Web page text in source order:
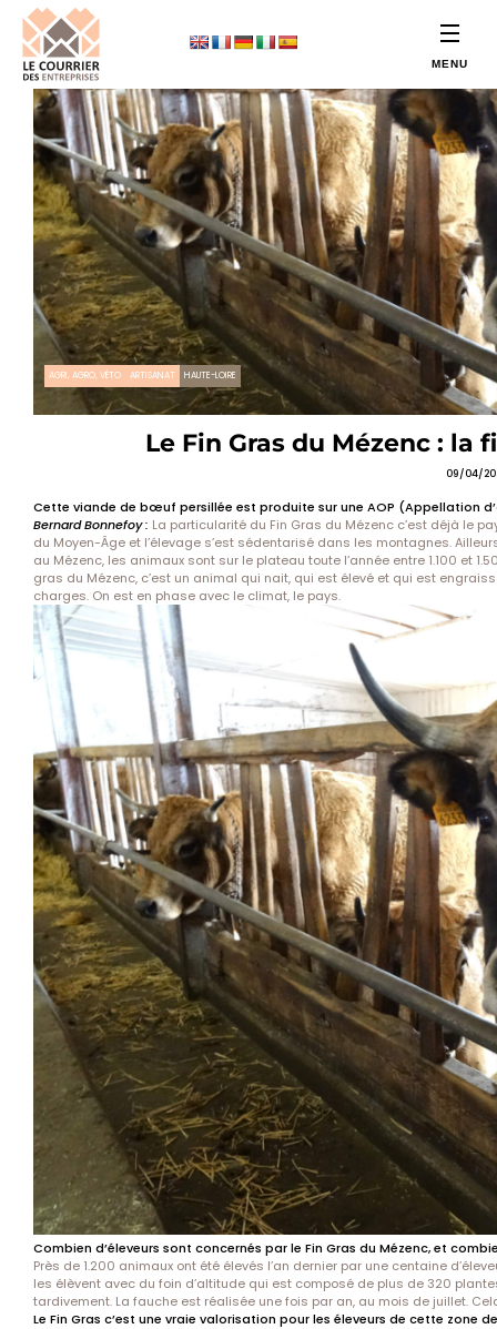
AGRI, AGRO, VÉTO ARTISANAT HAUTE-LOIRE
Le Fin Gras du Mézenc :
09/04/
Cette viande de bœuf persillée est produite sur une AOP (Appellation
Bernard Bonnefoy : La particularité du Fin Gras du Mézenc c’est déjà le
du Moyen-Âge et l’élevage s’est sédentarisé dans les montagnes.
au Mézenc, les animaux sont sur le plateau toute l’année entre 1.100 et
gras du Mézenc, c’est un animal qui nait, qui est élevé et qui est
charges. On est en phase avec le climat, le pays.
Combien d’éleveurs sont concernés par le Fin Gras du Mézenc, et
Près de 1.200 animaux ont été élevés l’an dernier par une centaine
les élèvent avec du foin d’altitude qui est composé de plus de 320
tardivement. La fauche est réalisée une fois par an, au mois de juillet.
Le Fin Gras c’est une vraie valorisation pour les éleveurs de cette zone